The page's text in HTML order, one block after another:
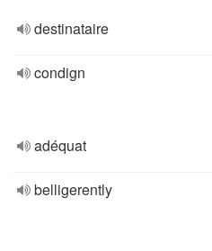
destinataire
condign
adéquat
belligerently